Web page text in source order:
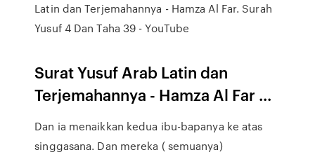
Latin dan Terjemahannya - Hamza Al Far. Surah
Yusuf 4 Dan Taha 39 - YouTube
Surat Yusuf Arab Latin dan
Terjemahannya - Hamza Al Far ...
Dan ia menaikkan kedua ibu-bapanya ke atas
singgasana. Dan mereka ( semuanya)